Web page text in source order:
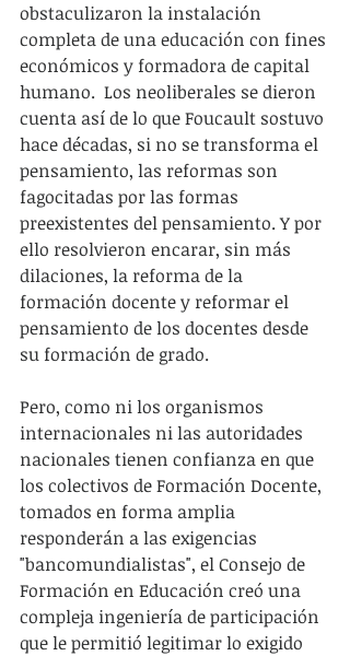
obstaculizaron la instalación
completa de una educación con fines
económicos y formadora de capital
humano.  Los neoliberales se dieron
cuenta así de lo que Foucault sostuvo
hace décadas, si no se transforma el
pensamiento, las reformas son
fagocitadas por las formas
preexistentes del pensamiento. Y por
ello resolvieron encarar, sin más
dilaciones, la reforma de la
formación docente y reformar el
pensamiento de los docentes desde
su formación de grado.
Pero, como ni los organismos
internacionales ni las autoridades
nacionales tienen confianza en que
los colectivos de Formación Docente,
tomados en forma amplia
responderán a las exigencias
"bancomundialistas", el Consejo de
Formación en Educación creó una
compleja ingeniería de participación
que le permitió legitimar lo exigido